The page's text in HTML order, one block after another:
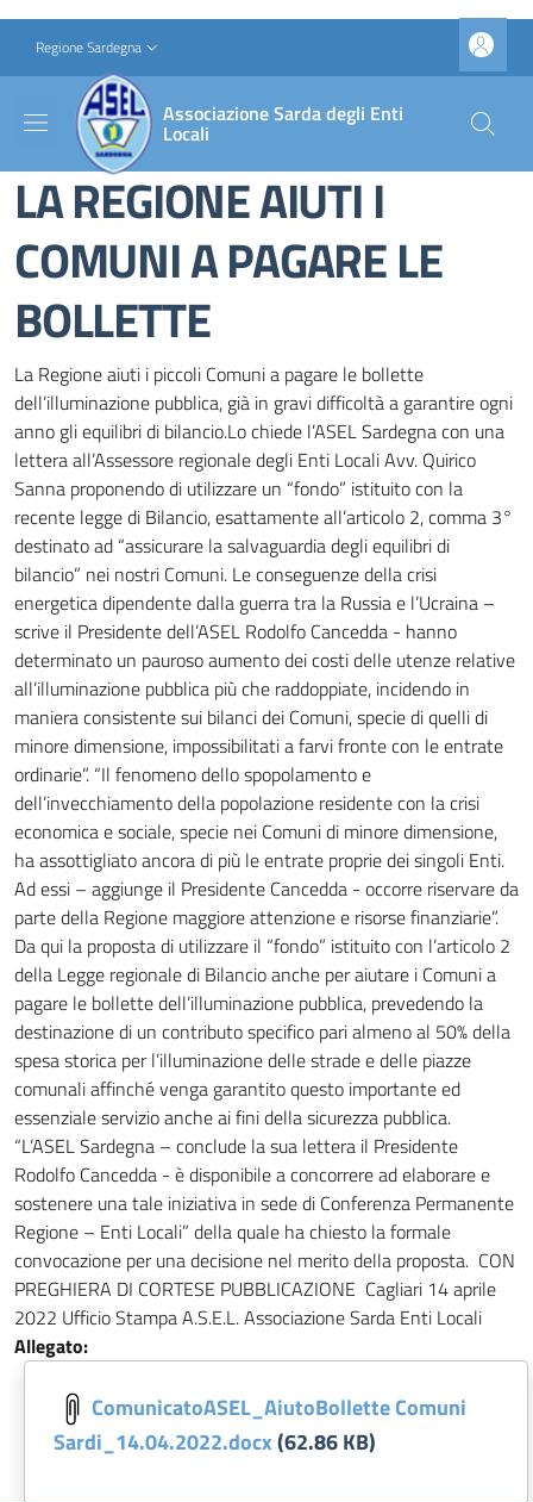
Slim top
Regione Sardegna
Associazione Sarda degli Enti
Locali
LA REGIONE AIUTI I
COMUNI A PAGARE LE
BOLLETTE
La Regione aiuti i piccoli Comuni a pagare le bollette
dell’illuminazione pubblica, già in gravi difficoltà a garantire ogni
anno gli equilibri di bilancio.Lo chiede l’ASEL Sardegna con una
lettera all’Assessore regionale degli Enti Locali Avv. Quirico
Sanna proponendo di utilizzare un “fondo” istituito con la
recente legge di Bilancio, esattamente all’articolo 2, comma 3°
destinato ad “assicurare la salvaguardia degli equilibri di
bilancio” nei nostri Comuni. Le conseguenze della crisi
energetica dipendente dalla guerra tra la Russia e l’Ucraina –
scrive il Presidente dell’ASEL Rodolfo Cancedda - hanno
determinato un pauroso aumento dei costi delle utenze relative
all’illuminazione pubblica più che raddoppiate, incidendo in
maniera consistente sui bilanci dei Comuni, specie di quelli di
minore dimensione, impossibilitati a farvi fronte con le entrate
ordinarie”. “Il fenomeno dello spopolamento e
dell’invecchiamento della popolazione residente con la crisi
economica e sociale, specie nei Comuni di minore dimensione,
ha assottigliato ancora di più le entrate proprie dei singoli Enti.
Ad essi – aggiunge il Presidente Cancedda - occorre riservare da
parte della Regione maggiore attenzione e risorse finanziarie”.
Da qui la proposta di utilizzare il “fondo” istituito con l’articolo 2
della Legge regionale di Bilancio anche per aiutare i Comuni a
pagare le bollette dell’illuminazione pubblica, prevedendo la
destinazione di un contributo specifico pari almeno al 50% della
spesa storica per l’illuminazione delle strade e delle piazze
comunali affinché venga garantito questo importante ed
essenziale servizio anche ai fini della sicurezza pubblica.
“L’ASEL Sardegna – conclude la sua lettera il Presidente
Rodolfo Cancedda - è disponibile a concorrere ad elaborare e
sostenere una tale iniziativa in sede di Conferenza Permanente
Regione – Enti Locali” della quale ha chiesto la formale
convocazione per una decisione nel merito della proposta. CON
PREGHIERA DI CORTESE PUBBLICAZIONE Cagliari 14 aprile
2022 Ufficio Stampa A.S.E.L. Associazione Sarda Enti Locali
Allegato:
Documento:
ComunicatoASEL_AiutoBollette Comuni
Sardi_14.04.2022.docx(62.86 KB)